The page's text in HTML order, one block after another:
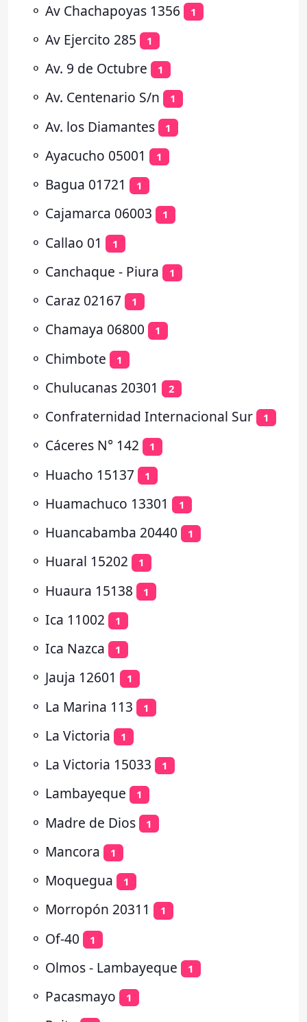
⚬ Av Chachapoyas 1356 1
⚬ Av Ejercito 285 1
⚬ Av. 9 de Octubre 1
⚬ Av. Centenario S/n 1
⚬ Av. los Diamantes 1
⚬ Ayacucho 05001 1
⚬ Bagua 01721 1
⚬ Cajamarca 06003 1
⚬ Callao 01 1
⚬ Canchaque - Piura 1
⚬ Caraz 02167 1
⚬ Chamaya 06800 1
⚬ Chimbote 1
⚬ Chulucanas 20301 2
⚬ Confraternidad Internacional Sur 1
⚬ Cáceres N° 142 1
⚬ Huacho 15137 1
⚬ Huamachuco 13301 1
⚬ Huancabamba 20440 1
⚬ Huaral 15202 1
⚬ Huaura 15138 1
⚬ Ica 11002 1
⚬ Ica Nazca 1
⚬ Jauja 12601 1
⚬ La Marina 113 1
⚬ La Victoria 1
⚬ La Victoria 15033 1
⚬ Lambayeque 1
⚬ Madre de Dios 1
⚬ Mancora 1
⚬ Moquegua 1
⚬ Morropón 20311 1
⚬ Of-40 1
⚬ Olmos - Lambayeque 1
⚬ Pacasmayo 1